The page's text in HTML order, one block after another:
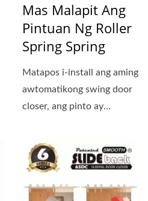
Mas Malapit Ang
Pintuan Ng Roller
Spring Spring
Matapos i-install ang aming
awtomatikong swing door
closer, ang pinto ay